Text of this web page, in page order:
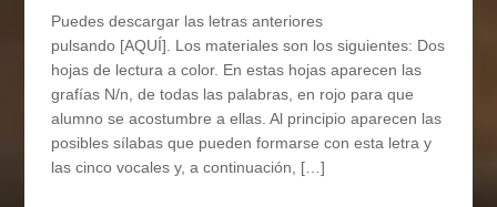
Puedes descargar las letras anteriores
pulsando [AQUÍ]. Los materiales son los siguientes: Dos
hojas de lectura a color. En estas hojas aparecen las
grafías N/n, de todas las palabras, en rojo para que
alumno se acostumbre a ellas. Al principio aparecen las
posibles sílabas que pueden formarse con esta letra y
las cinco vocales y, a continuación, […]